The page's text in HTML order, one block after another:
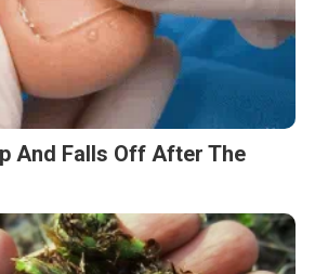
And Falls Off After The